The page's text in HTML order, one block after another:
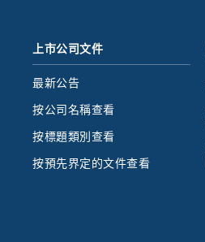
上市公司文件
最新公告
按公司名稱查看
按標題類別查看
按預先界定的文件查看